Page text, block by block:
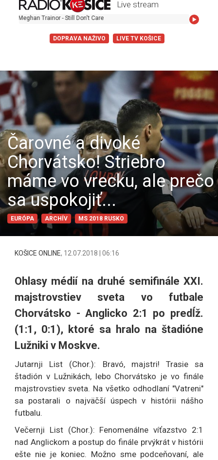
Live stream
Trainor - Still Don't Care
DOPRAVA NAŽIVO LIVE TV KOŠICE
Čarovné a divoké
Chorvátsko! Striebro
máme vo vrecku, ale prečo
sa uspokojiť...
EURÓPA ARCHÍV MS 2018 RUSKO
KOŠICE ONLINE, 12.07.2018 | 06:16
Ohlasy médií na druhé semifinále XXI.
majstrovstiev sveta vo futbale
Chorvátsko - Anglicko 2:1 po predĺž.
(1:1, 0:1), ktoré sa hralo na štadióne
Lužniki v Moskve.
Jutarnji List (Chor.): Bravó, majstri! Trasie sa
štadión v Lužnikách, lebo Chorvátsko je vo finále
majstrovstiev sveta. Na všetko odhodlaní "Vatreni"
sa postarali o najväčší úspech v histórii nášho
futbalu.
Večernji List (Chor.): Fenomenálne víťazstvo 2:1
nad Anglickom a postup do finále prvýkrát v histórii
ešte nie je koniec. Možno sme podceňovaní, ale